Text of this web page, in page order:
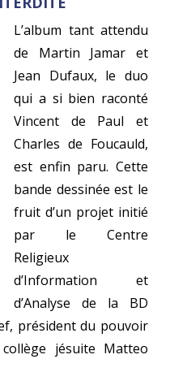
L’album tant attendu
de Martin Jamar et
Jean Dufaux, le duo
qui a si bien raconté
Vincent de Paul et
Charles de Foucauld,
est enfin paru. Cette
bande dessinée est le
fruit d’un projet initié
par le Centre
Religieux
d’Information et
d’Analyse de la BD
président du pouvoir
jésuite Matteo